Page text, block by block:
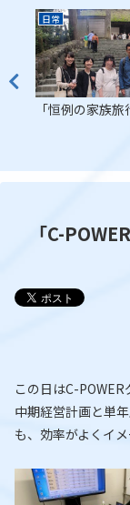
日常
「恒例の家族旅
「C-
この日はC-
中期経営計画と単
も、効率がよくイ